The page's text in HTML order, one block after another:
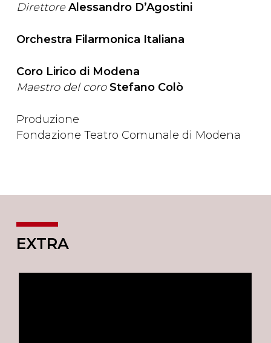
DirettoreAlessandro D’Agostini
Orchestra Filarmonica Italiana
Coro Lirico di Modena
Maestro del coroStefano Colò
Produzione
Fondazione Teatro Comunale di Modena
EXTRA